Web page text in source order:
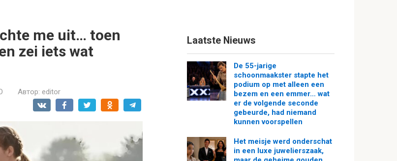
me uit… toen
zei iets wat
Автор: editor
Laatste Nieuws
De 55-jarige
schoonmaakster stapte het
podium op met alleen een
bezem en een emmer… wat
er de volgende seconde
gebeurde, had niemand
kunnen voorspellen
Het meisje werd onderschat
in een luxe juwelierszaak,